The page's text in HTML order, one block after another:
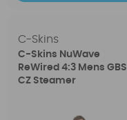
C-Skins
C-Skins NuWave
ReWired 4:3 Mens GBS
CZ Steamer